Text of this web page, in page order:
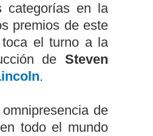
categorías en la
premios de este
el turno a la
de Steven
.
de
todo el mundo